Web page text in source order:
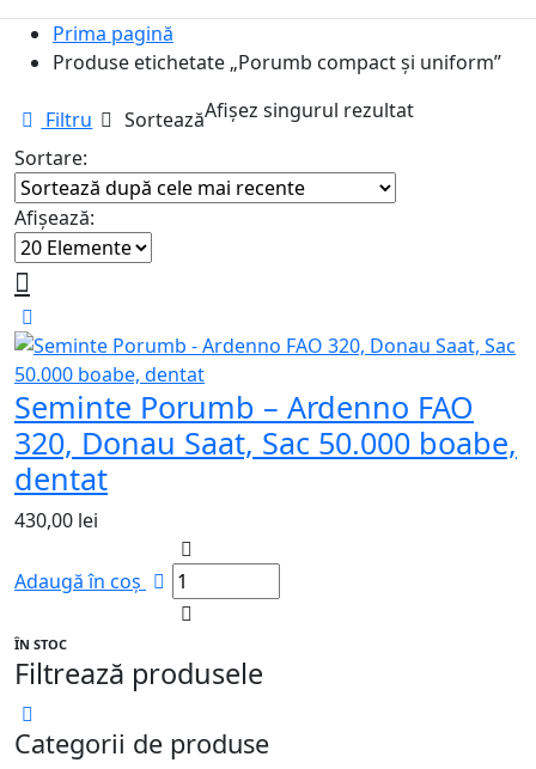
Prima pagină
Produse etichetate „Porumb compact și uniform”
Filtru SorteazăAfișez singurul rezultat
Sortare:
Afișează:
Seminte Porumb – Ardenno FAO
320, Donau Saat, Sac 50.000 boabe,
dentat
430,00 lei
Adaugă în coș
ÎN STOC
Filtrează produsele
Categorii de produse